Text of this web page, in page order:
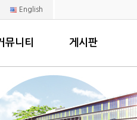
English
뮤니티 게시판